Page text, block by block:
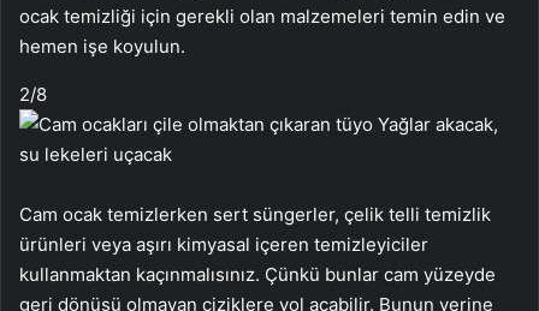
ocak temizliği için gerekli olan malzemeleri temin edin ve
hemen işe koyulun.
2/8
Cam ocak temizlerken sert süngerler, çelik telli temizlik
ürünleri veya aşırı kimyasal içeren temizleyiciler
kullanmaktan kaçınmalısınız. Çünkü bunlar cam yüzeyde
geri dönüşü olmayan çiziklere yol açabilir. Bunun yerine